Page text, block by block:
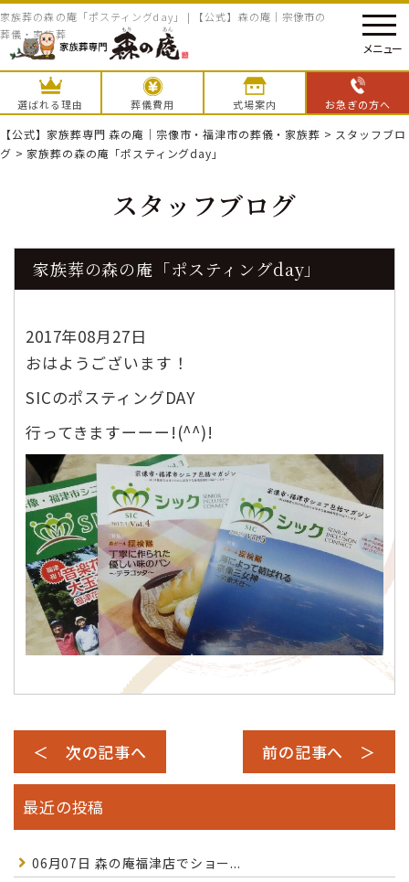
家族葬の森の庵「ポスティングday」 | 【公式】森の庵｜宗像市の
葬儀・家族葬
選ばれる理由 葬儀費用 式場案内 お急ぎの方へ
メニュー
【公式】家族葬専門 森の庵｜宗像市・福津市の葬儀・家族葬 > スタッフブロ
グ > 家族葬の森の庵「ポスティングday」
スタッフブログ
家族葬の森の庵「ポスティングday」
2017年08月27日
おはようございます！
SICのポスティングDAY
行ってきますーーー!(^^)!
＜ 次の記事へ 前の記事へ ＞
最近の投稿
06月07日 森の庵福津店でショー...